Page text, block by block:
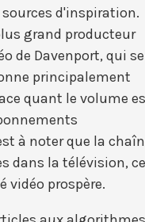
d'inspiration.
grand producteur
de Davenport, qui se
principalement
quant le volume
à noter que la
dans la télévision, ce
vidéo prospère.